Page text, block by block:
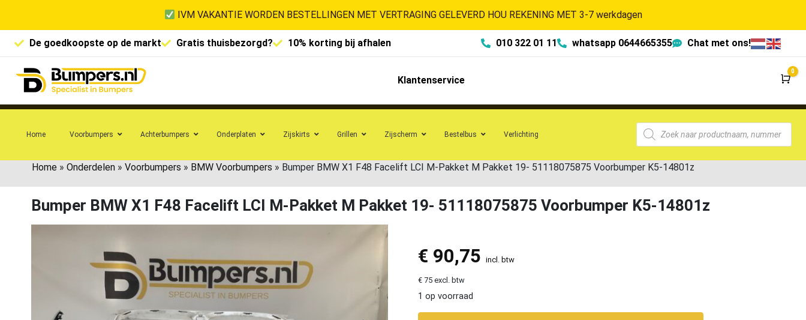
IVM VAKANTIE WORDEN BESTELLINGEN MET VERTRAGING GELEVERD HOU REKENING MET 3-7 werkdagen
De goedkoopste op de markt Gratis thuisbezorgd? 10% korting bij afhalen 010 322 01 11 whatsapp 0644665355 Chat met ons!
Klantenservice
0
Home Voorbumpers Achterbumpers Onderplaten Zijskirts Grillen Zijscherm Bestelbus Verlichting
Home » Onderdelen » Voorbumpers » BMW Voorbumpers » Bumper BMW X1 F48 Facelift LCI M-Pakket M Pakket 19- 51118075875 Voorbumper K5-14801z
Bumper BMW X1 F48 Facelift LCI M-Pakket M Pakket 19- 51118075875 Voorbumper K5-14801z
€ 90,75 incl. btw
€ 75 excl. btw
1 op voorraad